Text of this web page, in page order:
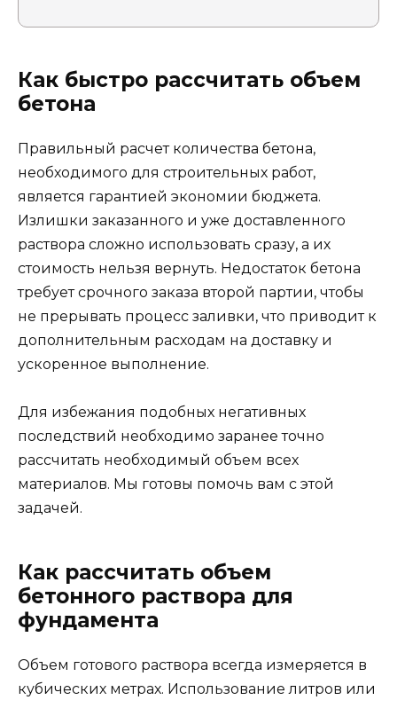
Как быстро рассчитать объем
бетона
Правильный расчет количества бетона,
необходимого для строительных работ,
является гарантией экономии бюджета.
Излишки заказанного и уже доставленного
раствора сложно использовать сразу, а их
стоимость нельзя вернуть. Недостаток бетона
требует срочного заказа второй партии, чтобы
не прерывать процесс заливки, что приводит к
дополнительным расходам на доставку и
ускоренное выполнение.
Для избежания подобных негативных
последствий необходимо заранее точно
рассчитать необходимый объем всех
материалов. Мы готовы помочь вам с этой
задачей.
Как рассчитать объем
бетонного раствора для
фундамента
Объем готового раствора всегда измеряется в
кубических метрах. Использование литров или